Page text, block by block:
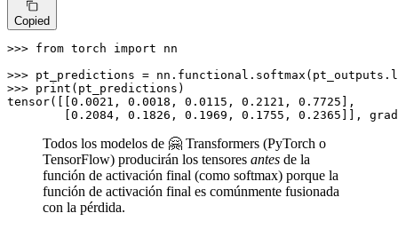
Copied
>>> from torch import nn
>>> pt_predictions =
>>> print (pt_predictions)
tensor([[ 0.0021 , 0.0018 , 0.0115 , 0.2121 , 0.7725 ],
0.2084 , 0.1826 , 0.1969 , 0.1755 , 0.2365 ]],
Todos los modelos de 🤗 Transformers (PyTorch o
TensorFlow) producirán los tensores antes de la
función de activación final (como softmax) porque la
función de activación final es comúnmente fusionada
con la pérdida.